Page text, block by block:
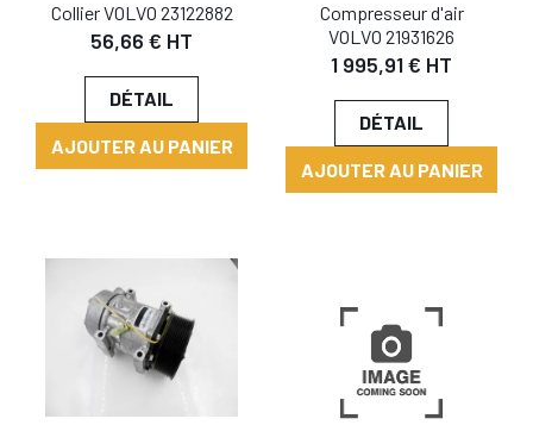
Collier VOLVO 23122882
56,66 € HT
DÉTAIL
AJOUTER AU PANIER
Compresseur d'air
VOLVO 21931626
1 995,91 € HT
DÉTAIL
AJOUTER AU PANIER